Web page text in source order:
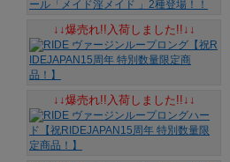
↓↓爆売れ!!入荷しました!!↓↓
↓↓爆売れ!!入荷しました!!↓↓